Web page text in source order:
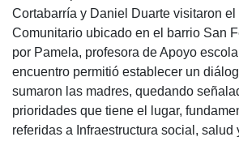
Cortabarría y Daniel Duarte visitaron
Comunitario ubicado en el barrio San
por Pamela, profesora de Apoyo
encuentro permitió establecer un
sumaron las madres, quedando
prioridades que tiene el lugar,
referidas a Infraestructura social, salud